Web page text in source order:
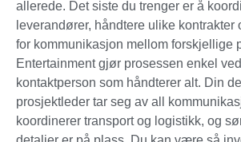
allerede. Det siste du trenger er å
leverandører, håndtere ulike kontrakter
for kommunikasjon mellom forskjellige
Entertainment gjør prosessen enkel
kontaktperson som håndterer alt. Din
prosjektleder tar seg av all
koordinerer transport og logistikk, og